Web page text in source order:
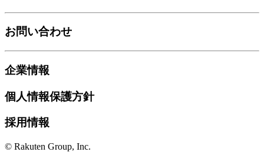
お問い合わせ
企業情報
個人情報保護方針
採用情報
© Rakuten Group, Inc.